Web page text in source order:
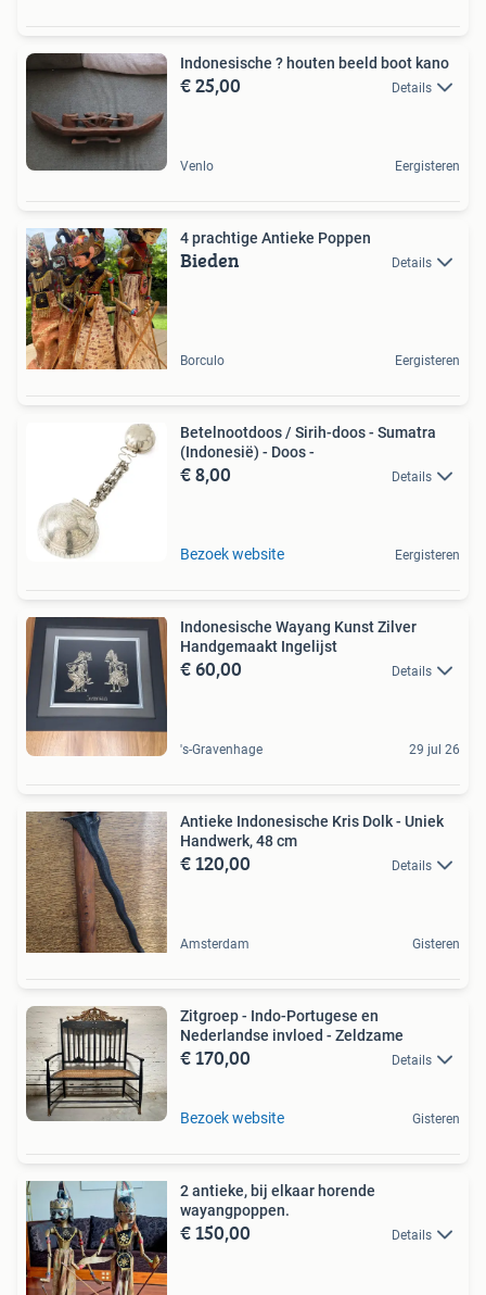
Indonesische ? houten beeld boot kano
€ 25,00 Details
Venlo Eergisteren
4 prachtige Antieke Poppen
Bieden Details
Borculo Eergisteren
Betelnootdoos / Sirih-doos - Sumatra
(Indonesië) - Doos -
€ 8,00 Details
Bezoek website Eergisteren
Indonesische Wayang Kunst Zilver
Handgemaakt Ingelijst
€ 60,00 Details
's-Gravenhage 29 jul 26
Antieke Indonesische Kris Dolk - Uniek
Handwerk, 48 cm
€ 120,00 Details
Amsterdam Gisteren
Zitgroep - Indo-Portugese en
Nederlandse invloed - Zeldzame
€ 170,00 Details
Bezoek website Gisteren
2 antieke, bij elkaar horende
wayangpoppen.
€ 150,00 Details